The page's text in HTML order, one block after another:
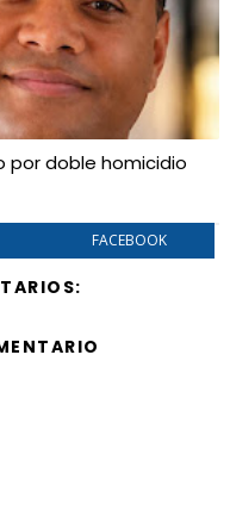
por doble homicidio
FACEBOOK